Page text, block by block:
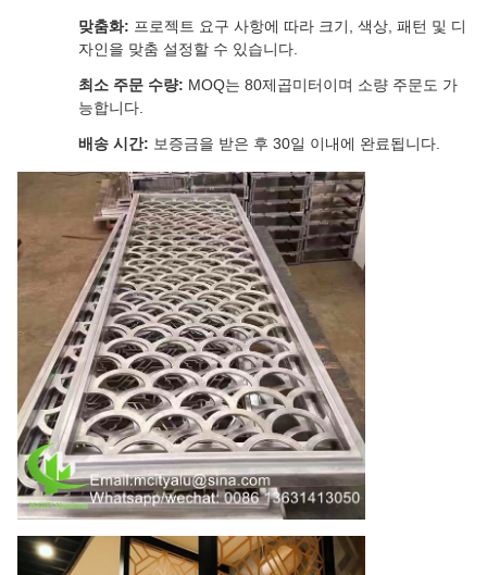
맞춤화: 프로젝트 요구 사항에 따라 크기, 색상, 패턴 및 디
자인을 맞춤 설정할 수 있습니다.
최소 주문 수량: MOQ는 80제곱미터이며 소량 주문도 가
능합니다.
배송 시간: 보증금을 받은 후 30일 이내에 완료됩니다.